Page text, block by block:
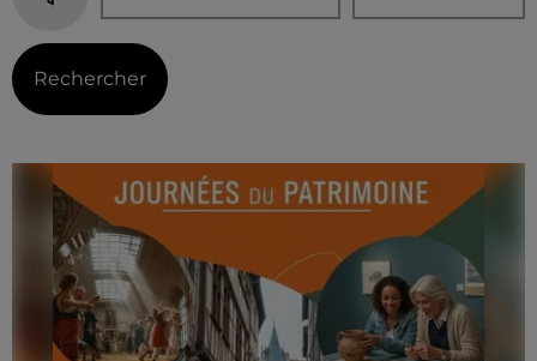
Rechercher